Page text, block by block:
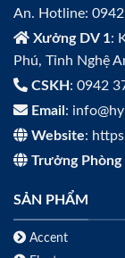
An. Hotline:
Xưởng DV 1:
Phú, Tỉnh Nghệ
CSKH : 0942
Email :
Website:
Trưởng
SẢN PHẨM
Accent